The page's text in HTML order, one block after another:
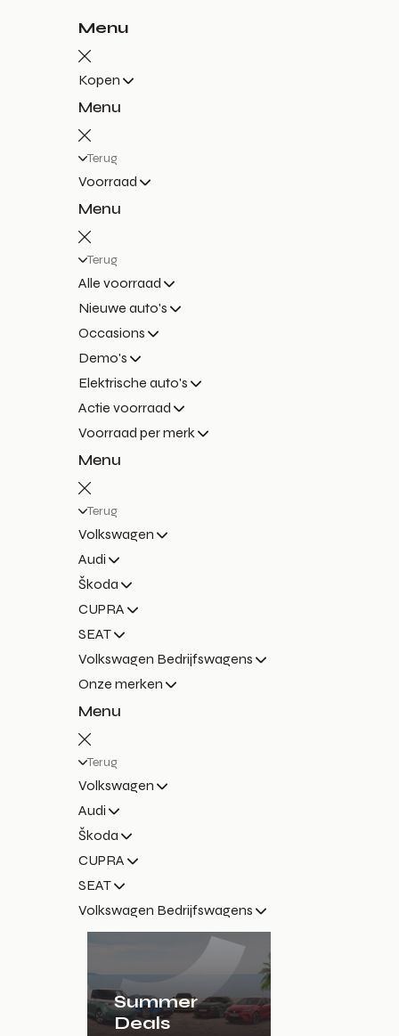
Menu
Kopen
Menu
Terug
Voorraad
Menu
Terug
Alle voorraad
Nieuwe auto's
Occasions
Demo's
Elektrische auto's
Actie voorraad
Voorraad per merk
Menu
Terug
Volkswagen
Audi
Škoda
CUPRA
SEAT
Volkswagen Bedrijfswagens
Onze merken
Menu
Terug
Volkswagen
Audi
Škoda
CUPRA
SEAT
Volkswagen Bedrijfswagens
Summer
Deals